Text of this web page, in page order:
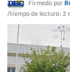
Firmado por
/tiempo de lectura: 2